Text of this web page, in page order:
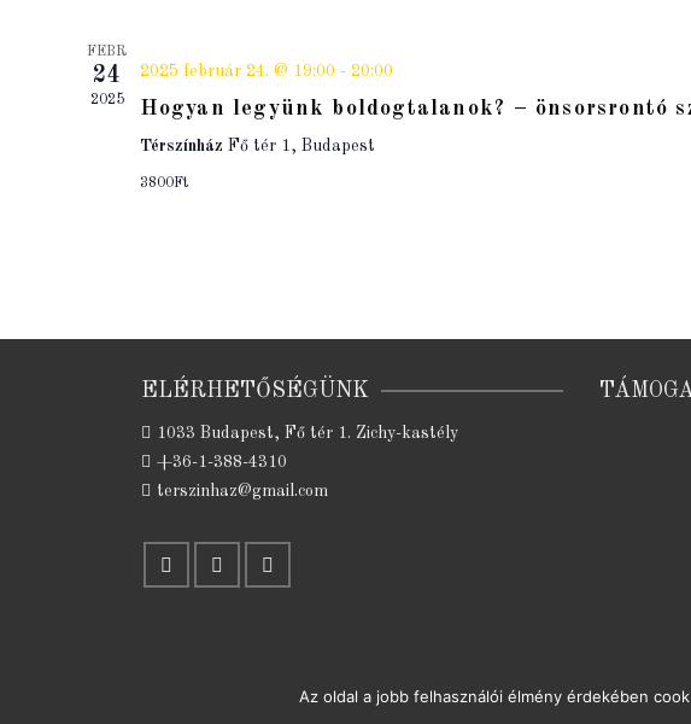
FEBR
24
2025
2025 február 24. @ 19:00 - 20:00
Hogyan legyünk boldogtalanok? – önsorsrontó
Térszínház Fő tér 1, Budapest
3800Ft
ELÉRHETŐSÉGÜNK
1033 Budapest, Fő tér 1. Zichy-kastély
+36-1-388-4310
terszinhaz@gmail.com
Az oldal a jobb felhasználói élmény érdekében